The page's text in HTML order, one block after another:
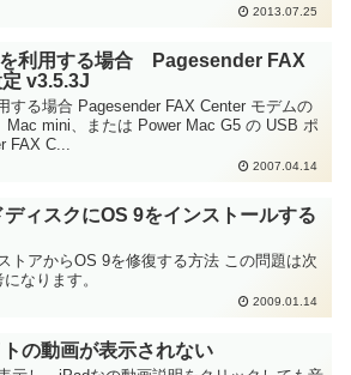
2013.07.25
利用する場合 Pagesender FAX
v3.5.3J
する場合 Pagesender FAX Center モデムの
mini、または Power Mac G5 の USB ポ
FAX C...
2007.04.14
ィスクにOS 9をインストールする
トアからOS 9を修復する方法 この問題は次
なります。
2009.01.14
の動画が表示されない